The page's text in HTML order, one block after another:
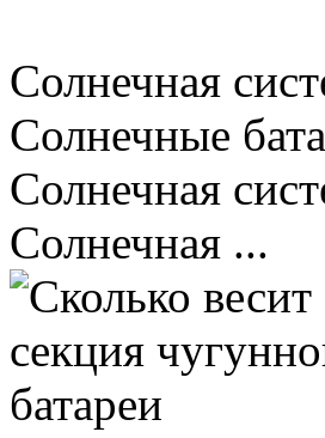
Солнечная
Солнечные
Солнечная
Солнечная ...